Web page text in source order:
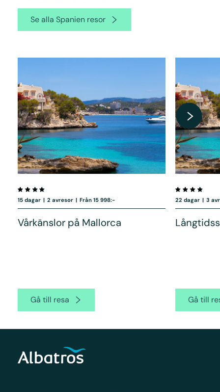
Se alla Spanien resor
15 dagar | 2 avresor | Från 15 998:-
Vårkänslor på Mallorca
Gå till resa
22 dagar | 3
Gå till